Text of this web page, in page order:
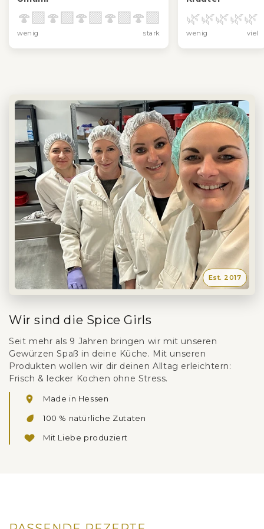
Für Kuchen, Torten & Plätzchen
In Pancake-, Waffel- & Crêpe-Teig
Für Milchreis, Grießbrei & süße Aufläufe
Zum Bestreuen von Gebäck als Finish
🍄‍🟫 🍄‍🟫 🍄‍🟫 🍄‍🟫 🍄‍🟫
wenig stark
🌿🌿🌿🌿🌿
wenig viel
Wir sind die Spice Girls
Seit mehr als 9 Jahren bringen wir mit unseren
Gewürzen Spaß in deine Küche. Mit unseren
Produkten wollen wir dir deinen Alltag erleichtern:
Frisch & lecker Kochen ohne Stress.
Made in Hessen
100 % natürliche Zutaten
Mit Liebe produziert